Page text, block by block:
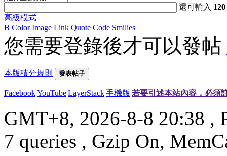
還可輸入 120
高級模式
B Color Image Link Quote Code Smilies
您需要登錄後才可以發帖
本版積分規則 發表帖子
Facebook|YouTube|LayerStack|手機版|若要引述本站內容，必須
GMT+8, 2026-8-8 20:38 ,
7 queries , Gzip On,